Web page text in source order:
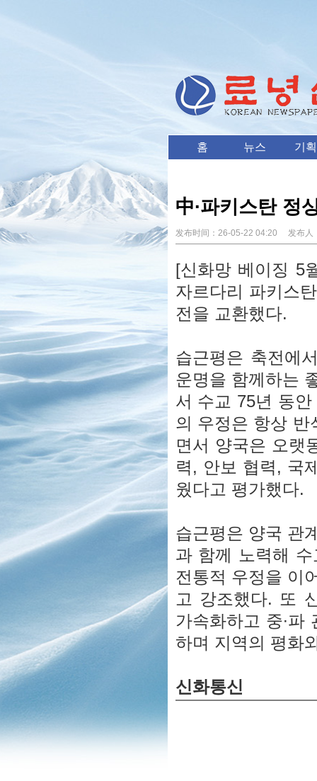
홈 뉴스 기획
中∙파키스탄 정
发布时间： 26-05-22 04:20 发布人
[신화망 베이징 5
자르다리 파키스
전을 교환했다.
습근평은 축전에
운명을 함께하는
서 수교 75년 동
의 우정은 항상 반
면서 양국은 오랫
력, 안보 협력, 국
웠다고 평가했다.
습근평은 양국 관
과 함께 노력해
전통적 우정을 이
고 강조했다. 또
가속화하고 중∙파
하며 지역의 평화
신화통신